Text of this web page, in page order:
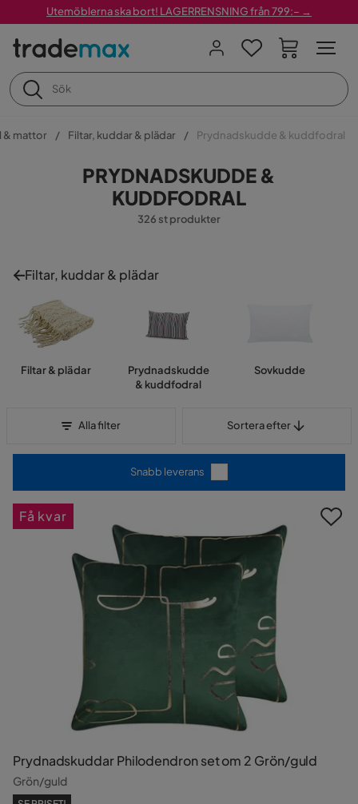
Utemöblerna ska bort! LAGERRENSNING från 799:– →
& mattor Filtar, kuddar & plädar Prydnadskudde & kuddfodral
PRYDNADSKUDDE &
KUDDFODRAL
326 st produkter
Filtar, kuddar & plädar
Filtar & plädar
Prydnadskudde
& kuddfodral
Sovkudde
Alla filter Sortera efter
Snabb leverans
Prydnadskuddar Philodendron set om 2 Grön/guld
Grön/guld
Få kvar